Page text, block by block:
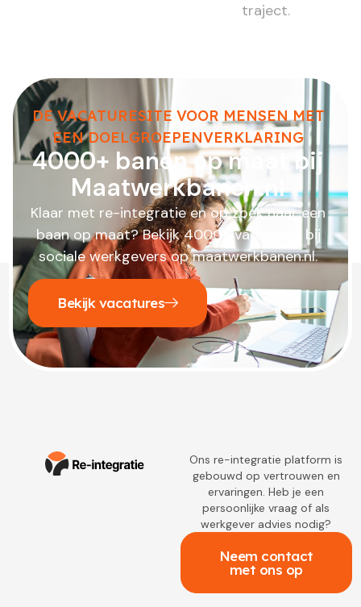
traject.
DE VACATURESITE VOOR MENSEN MET
EEN DOELGROEPENVERKLARING
4000+ banen op maat bij
Maatwerkbanen.nl
Klaar met re-integratie en op zoek naar een
baan op maat? Bekijk 4000+ vacatures bij
sociale werkgevers op maatwerkbanen.nl.
Bekijk vacatures
Ons re-integratie platform is
gebouwd op vertrouwen en
ervaringen. Heb je een
persoonlijke vraag of als
werkgever advies nodig?
Neem contact
met ons op